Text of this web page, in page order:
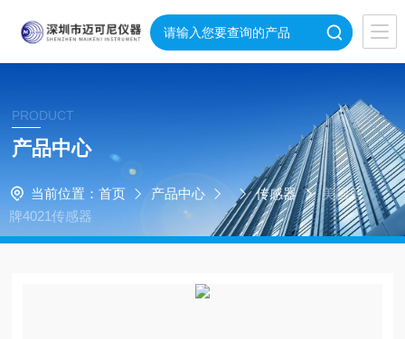
PRODUCT
产品中心
当前位置： 首页 产品中心 传感器
美国鸟
牌4021传感器